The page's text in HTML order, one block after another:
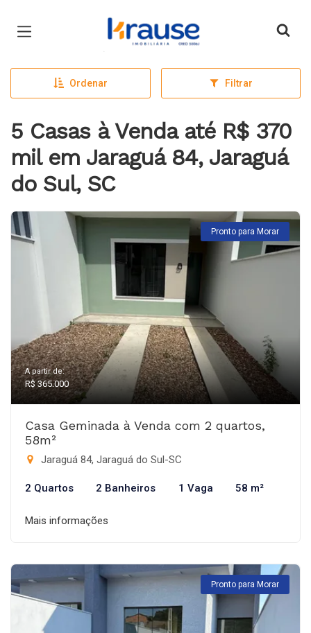
Página inicial
Ordenar Filtrar
5 Casas à Venda até R$ 370
mil em Jaraguá 84, Jaraguá
do Sul, SC
Pronto para Morar
A partir de:
R$ 365.000
Casa Geminada à Venda com 2 quartos,
58m²
Jaraguá 84, Jaraguá do Sul-SC
2 Quartos 2 Banheiros 1 Vaga 58 m²
Mais informações
Pronto para Morar